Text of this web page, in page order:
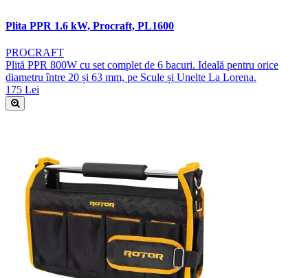
Plita PPR 1.6 kW, Procraft, PL1600
PROCRAFT
Plită PPR 800W cu set complet de 6 bacuri. Ideală pentru orice
diametru între 20 și 63 mm, pe Scule și Unelte La Lorena.
175 Lei